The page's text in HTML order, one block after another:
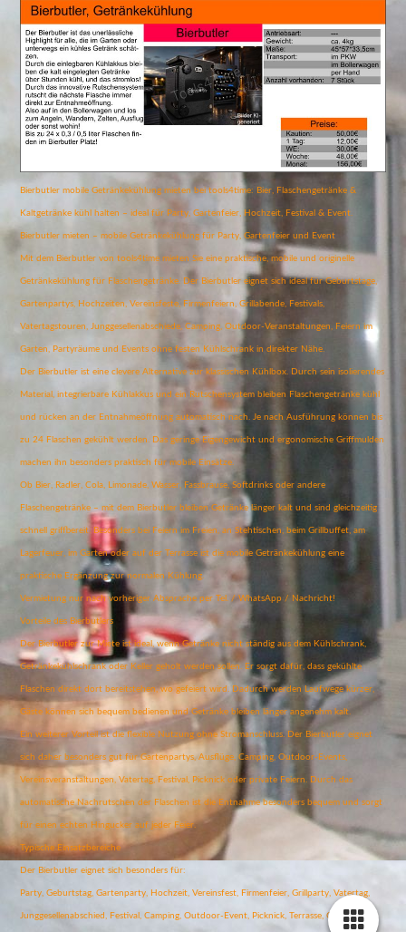
Bierbutler mobile Getränkekühlung mieten bei tools4time: Bier, Flaschengetränke &
Kaltgetränke kühl halten – ideal für Party, Gartenfeier, Hochzeit, Festival & Event.
Bierbutler mieten – mobile Getränkekühlung für Party, Gartenfeier und Event
Mit dem Bierbutler von tools4time mieten Sie eine praktische, mobile und originelle
Getränkekühlung für Flaschengetränke. Der Bierbutler eignet sich ideal für Geburtstage,
Gartenpartys, Hochzeiten, Vereinsfeste, Firmenfeiern, Grillabende, Festivals,
Vatertagstouren, Junggesellenabschiede, Camping, Outdoor-Veranstaltungen, Feiern im
Garten, Partyräume und Events ohne festen Kühlschrank in direkter Nähe.
Der Bierbutler ist eine clevere Alternative zur klassischen Kühlbox. Durch sein isolierendes
Material, integrierbare Kühlakkus und ein Rutschensystem bleiben Flaschengetränke kühl
und rücken an der Entnahmeöffnung automatisch nach. Je nach Ausführung können bis
zu 24 Flaschen gekühlt werden. Das geringe Eigengewicht und ergonomische Griffmulden
machen ihn besonders praktisch für mobile Einsätze.
Ob Bier, Radler, Cola, Limonade, Wasser, Fassbrause, Softdrinks oder andere
Flaschengetränke – mit dem Bierbutler bleiben Getränke länger kalt und sind gleichzeitig
schnell griffbereit. Besonders bei Feiern im Freien, an Stehtischen, beim Grillbuffet, am
Lagerfeuer, im Garten oder auf der Terrasse ist die mobile Getränkekühlung eine
praktische Ergänzung zur normalen Kühlung.
Vermietung nur nach vorheriger Absprache per Tel. / WhatsApp / Nachricht!
Vorteile des Bierbutlers
Der Bierbutler zur Miete ist ideal, wenn Getränke nicht ständig aus dem Kühlschrank,
Getränkekühlschrank oder Keller geholt werden sollen. Er sorgt dafür, dass gekühlte
Flaschen direkt dort bereitstehen, wo gefeiert wird. Dadurch werden Laufwege kürzer,
Gäste können sich bequem bedienen und Getränke bleiben länger angenehm kalt.
Ein weiterer Vorteil ist die flexible Nutzung ohne Stromanschluss. Der Bierbutler eignet
sich daher besonders gut für Gartenpartys, Ausflüge, Camping, Outdoor-Events,
Vereinsveranstaltungen, Vatertag, Festival, Picknick oder private Feiern. Durch das
automatische Nachrutschen der Flaschen ist die Entnahme besonders bequem und sorgt
für einen echten Hingucker auf jeder Feier.
Typische Einsatzbereiche
Der Bierbutler eignet sich besonders für:
Party, Geburtstag, Gartenparty, Hochzeit, Vereinsfest, Firmenfeier, Grillparty, Vatertag,
Junggesellenabschied, Festival, Camping, Outdoor-Event, Picknick, Terrasse, Garten,